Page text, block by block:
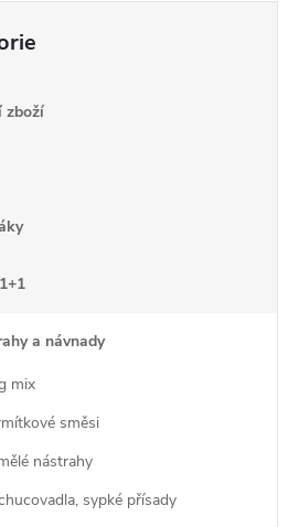
zboží
a návnady
mix
směsi
nástrahy
sypké přísady